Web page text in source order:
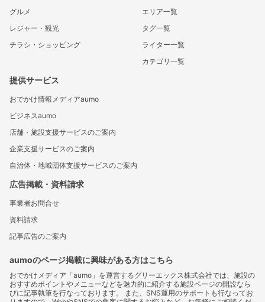
グルメ
レジャー・観光
チラシ・ショッピング
エリア一覧
タグ一覧
ライター一覧
カテゴリ一覧
提供サービス
おでかけ情報メディアaumo
ビジネスaumo
店舗・施設支援サービスのご案内
企業支援サービスのご案内
自治体・地域団体支援サービスのご案内
広告掲載・資料請求
事業者お問合せ
資料請求
記事広告のご案内
aumoのページ掲載に興味がある方はこちら
おでかけメディア「aumo」を運営するグリーエックス株式会社では、施設の
おすすめポイントやメニューなどを魅力的に紹介する施設ページの開設なら
びに記事執筆を行なっております。 また、SNS運用のサポートも行なってお